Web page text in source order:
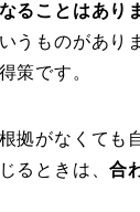
ることはあり
うものがあり
策です。
拠がなくても
るときは、合